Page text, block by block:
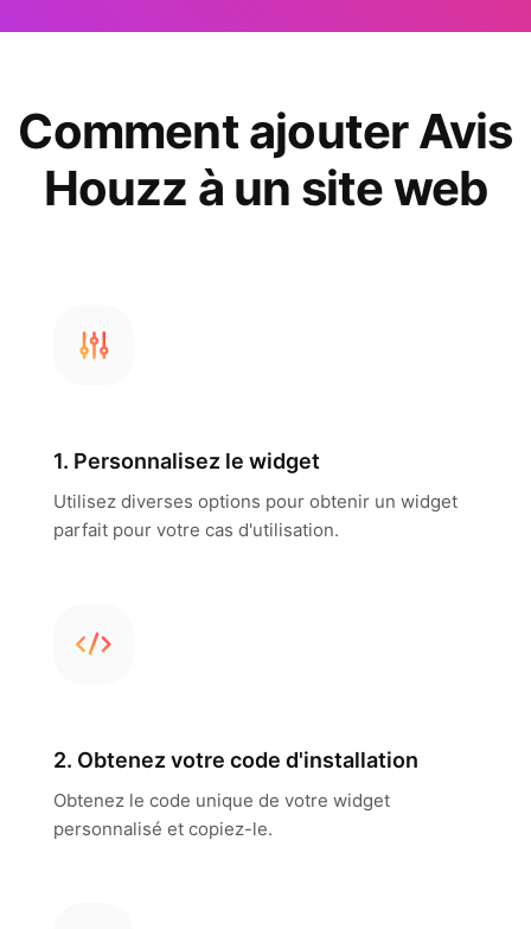
Comment ajouter Avis
Houzz à un site web
1. Personnalisez le widget
Utilisez diverses options pour obtenir un widget
parfait pour votre cas d'utilisation.
2. Obtenez votre code d'installation
Obtenez le code unique de votre widget
personnalisé et copiez-le.